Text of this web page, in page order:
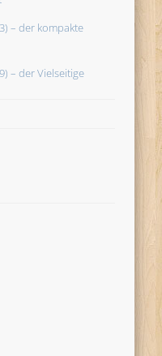
– der kompakte
– der Vielseitige